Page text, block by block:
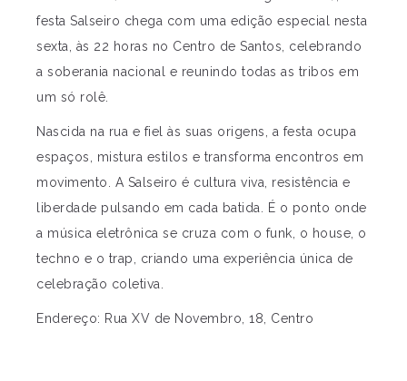
festa Salseiro chega com uma edição especial nesta
sexta, às 22 horas no Centro de Santos, celebrando
a soberania nacional e reunindo todas as tribos em
um só rolê.
Nascida na rua e fiel às suas origens, a festa ocupa
espaços, mistura estilos e transforma encontros em
movimento. A Salseiro é cultura viva, resistência e
liberdade pulsando em cada batida. É o ponto onde
a música eletrônica se cruza com o funk, o house, o
techno e o trap, criando uma experiência única de
celebração coletiva.
Endereço: Rua XV de Novembro, 18, Centro